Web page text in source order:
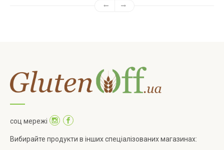
соц мережі
Вибирайте продукти в інших спеціалізованих магазинах: